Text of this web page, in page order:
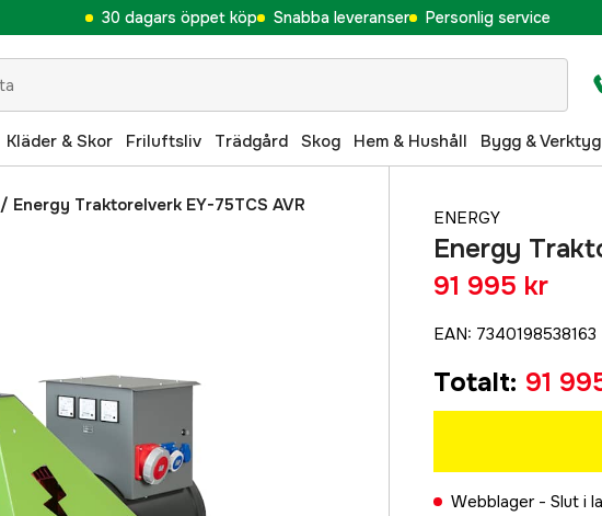
30 dagars öppet köp Snabba leveranser Personlig service
Kläder & Skor Friluftsliv Trädgård Skog Hem & Hushåll Bygg & Verktyg
/ Energy Traktorelverk EY-75TCS AVR
ENERGY
Energy
91 995 kr
EAN: 7340198538163
Totalt: 91
Webblager - Slut i